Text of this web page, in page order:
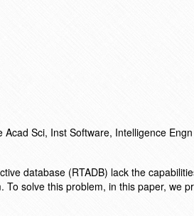
Sci, Inst Software, Intelligence
database (RTADB) lack the
solve this problem, in this paper, we